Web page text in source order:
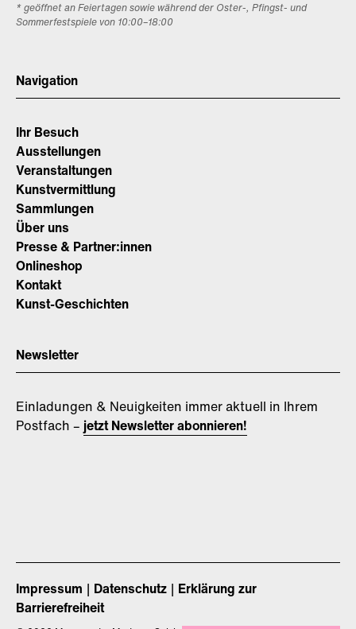
* geöffnet an Feiertagen sowie während der Oster-, Pfingst- und
Sommerfestspiele von 10:00–18:00
Navigation
Ihr Besuch
Ausstellungen
Veranstaltungen
Kunstvermittlung
Sammlungen
Über uns
Presse & Partner:innen
Onlineshop
Kontakt
Kunst-Geschichten
Newsletter
Einladungen & Neuigkeiten immer aktuell in Ihrem
Postfach – jetzt Newsletter abonnieren!
Impressum Datenschutz
Erklärung zur
Barrierefreiheit